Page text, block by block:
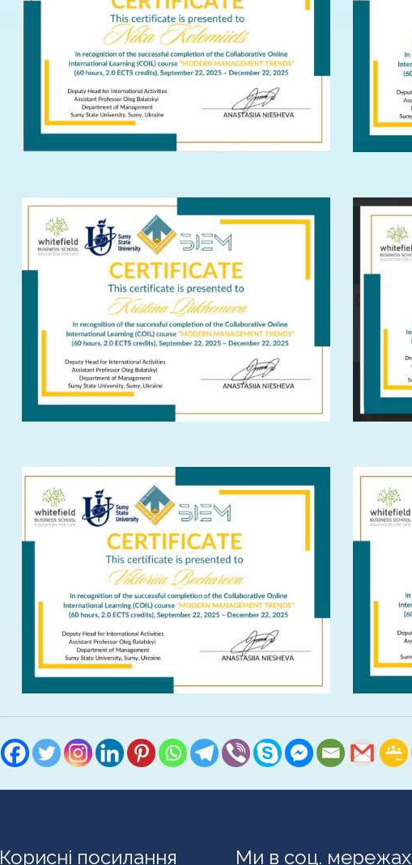
Корисні посилання Ми в соц. мережах